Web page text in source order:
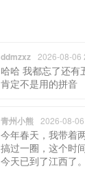
ddmzxz 2026-08-06
哈哈 我都忘了还有
肯定不是用的拼音
青州小熊 2026-08-
今年春天，我带着
搞过一圈，这个时
今天已到了江西了。